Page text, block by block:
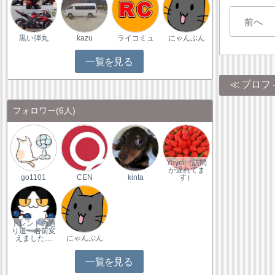
前へ
プロフ
黒い弾丸 kazu ライコミュ にゃんぷん
一覧を見る
フォロワー(6人)
go1101 CEN kinta
Yayoi（訪問
が遅れてま
す）
トレンドの通
り道 名前変
えました…
にゃんぷん
一覧を見る